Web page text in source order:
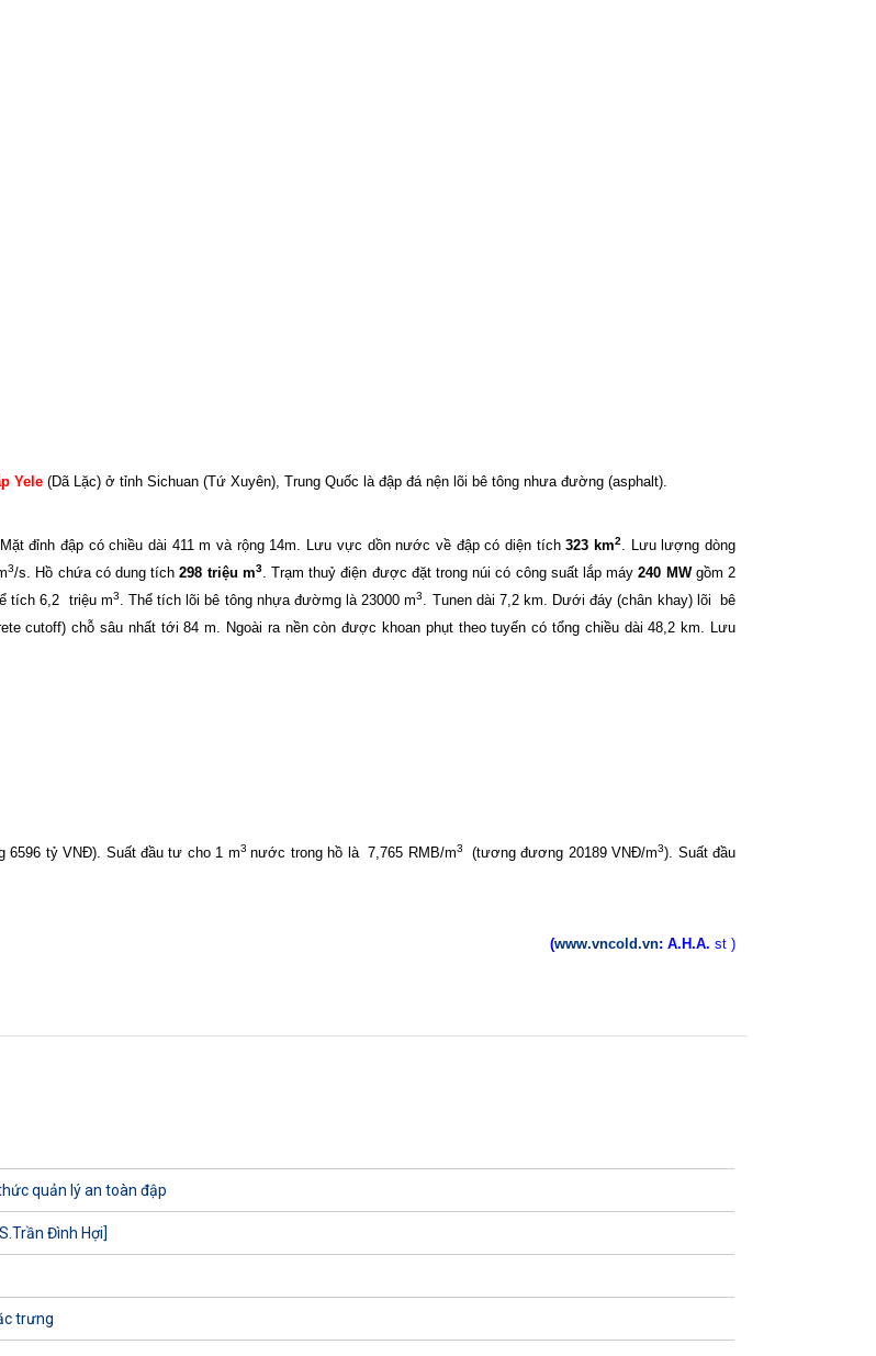
Yele (Dã Lặc) ở tỉnh Sichuan (Tứ Xuyên), Trung Quốc là đập đá nện lõi bê tông nhưa đường (asphalt).
đỉnh đập có chiều dài 411 m và rộng 14m. Lưu vực dồn nước về đập có diện tích323 km2. Lưu lượng dòng
3/s. Hồ chứa có dung tích298 triệu m3. Trạm thuỷ điện được đặt trong núi có công suất lắp máy240 MWgồm 2
tích 6,2
triệu m3. Thể tích lõi bê tông nhựa đườmg là 23000 m3. Tunen dài 7,2 km. Dưới đáy (chân khay) lõi
bê
cutoff) chỗ sâu nhất tới 84 m. Ngoài ra nền còn được khoan phụt theo tuyến có tổng chiều dài 48,2 km. Lưu
6596 tỷ VNĐ). Suất đầu tư cho 1 m3nước trong hồ là 7,765 RMB/m3 (tương đương 20189 VNĐ/m3). Suất đầu
(www.vncold.vn: A.H.A. st )
quản lý an toàn đập
Đình Hợi]
trưng